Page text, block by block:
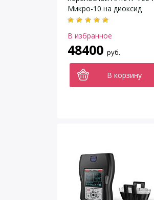
Микро-10 на диоксид
углерода (CO2)
В избранное
48400 руб.
В корзину